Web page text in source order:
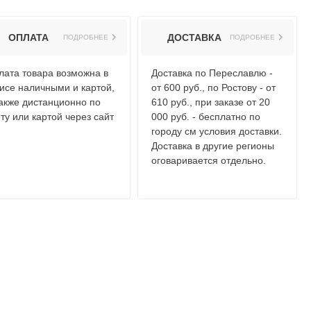
ОПЛАТА ПОДРОБНЕЕ
товара возможна в
наличными и картой,
дистанционно по
или картой через сайт
ДОСТАВКА ПОДРОБНЕЕ
Доставка по Переславлю -
от 600 руб., по Ростову - от
610 руб., при заказе от 20
000 руб. - бесплатно по
городу см условия доставки.
Доставка в другие регионы
оговаривается отдельно.